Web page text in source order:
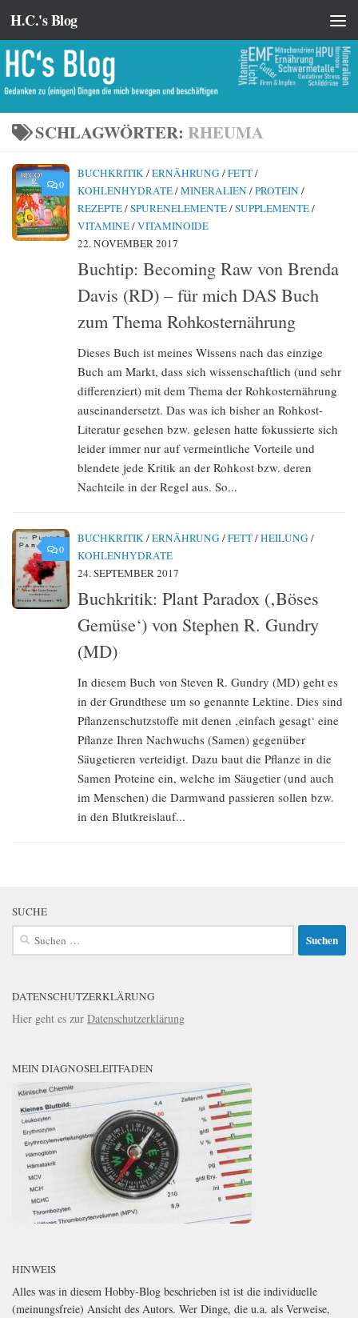
Zum Inhalt springen
H.C.'s Blog
SCHLAGWÖRTER: RHEUMA
0
BUCHKRITIK/ERNÄHRUNG /FETT/
KOHLENHYDRATE/MINERALIEN /PROTEIN /
REZEPTE/SPURENELEMENTE/SUPPLEMENTE/
VITAMINE/VITAMINOIDE
22. NOVEMBER 2017
Buchtip: Becoming Raw von Brenda
Davis (RD) – für mich DAS Buch
zum Thema Rohkosternährung
Dieses Buch ist meines Wissens nach das einzige
Buch am Markt, dass sich wissenschaftlich (und sehr
differenziert) mit dem Thema der Rohkosternährung
auseinandersetzt. Das was ich bisher an Rohkost-
Literatur gesehen bzw. gelesen hatte fokussierte sich
leider immer nur auf vermeintliche Vorteile und
blendete jede Kritik an der Rohkost bzw. deren
Nachteile in der Regel aus. So...
0
BUCHKRITIK/ERNÄHRUNG /FETT/HEILUNG /
KOHLENHYDRATE
24. SEPTEMBER 2017
Buchkritik: Plant Paradox (‚Böses
Gemüse‘) von Stephen R. Gundry
(MD)
In diesem Buch von Steven R. Gundry (MD) geht es
in der Grundthese um so genannte Lektine. Dies sind
Pflanzenschutzstoffe mit denen ‚einfach gesagt‘ eine
Pflanze Ihren Nachwuchs (Samen) gegenüber
Säugetieren verteidigt. Dazu baut die Pflanze in die
Samen Proteine ein, welche im Säugetier (und auch
im Menschen) die Darmwand passieren sollen bzw.
in den Blutkreislauf...
SUCHE
Suchen
nach:
DATENSCHUTZERKLÄRUNG
Hier geht es zur Datenschutzerklärung
MEIN DIAGNOSELEITFADEN
HINWEIS
Alles was in diesem Hobby-Blog beschrieben ist ist die individuelle
(meinungsfreie) Ansicht des Autors. Wer Dinge, die u.a. als Verweise,